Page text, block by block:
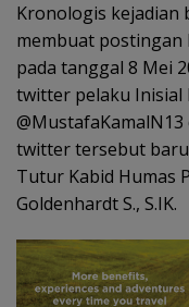
Kronologis kejadian
membuat postingan
pada tanggal 8 Mei
twitter pelaku Inisial
twitter tersebut baru
Tutur Kabid Humas
Goldenhardt S., S.IK.